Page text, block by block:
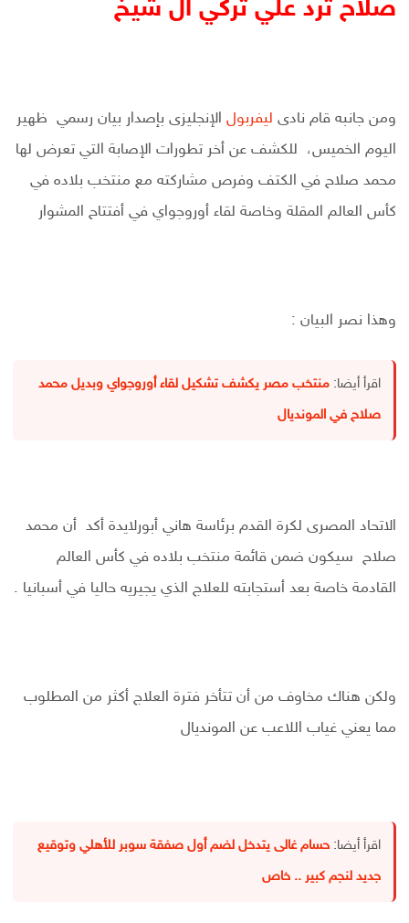
صلاح ترد علي تركي ال شيخ
ومن جانبه قام نادى ليفربول الإنجليزى بإصدار بيان رسمي ظهير
اليوم الخميس، للكشف عن أخر تطورات الإصابة التي تعرض لها
محمد صلاح في الكتف وفرص مشاركته مع منتخب بلاده في
كأس العالم المقلة وخاصة لقاء أوروجواي في أفتتاح المشوار
وهذا نصر البيان :
اقرأ أيضا: منتخب مصر يكشف تشكيل لقاء أوروجواي وبديل محمد
صلاح في المونديال
الاتحاد المصرى لكرة القدم برئاسة هاني أبورلايدة أكد أن محمد
صلاح سيكون ضمن قائمة منتخب بلاده في كأس العالم
القادمة خاصة بعد أستجابته للعلاج الذي يجيريه حاليا في أسبانيا .
ولكن هناك مخاوف من أن تتأخر فترة العلاج أكثر من المطلوب
مما يعني غياب اللاعب عن المونديال
اقرأ أيضا: حسام غالى يتدخل لضم أول صفقة سوبر للأهلي وتوقيع
جديد لنجم كبير .. خاص